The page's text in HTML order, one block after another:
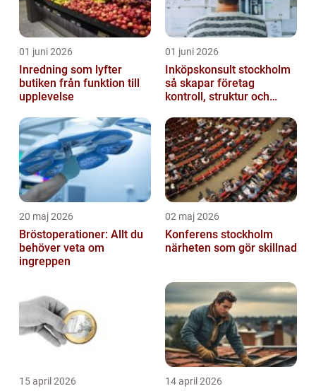
01 juni 2026
Inredning som lyfter
butiken från funktion till
upplevelse
01 juni 2026
Inköpskonsult stockholm
så skapar företag
kontroll, struktur och
20 maj 2026
Bröstoperationer: Allt du
behöver veta om
ingreppen
02 maj 2026
Konferens stockholm
närheten som gör skillnad
15 april 2026 14 april 2026